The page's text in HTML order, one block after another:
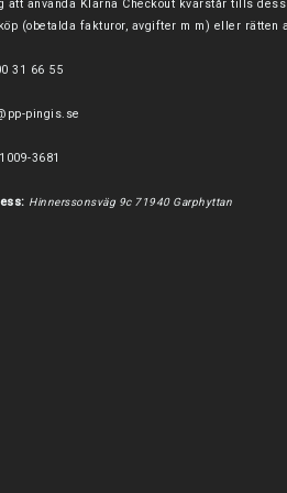
att använda Klarna Checkout kvarstår tills
(obetalda fakturor, avgifter m m) eller rätten
31 66 55
pingis.se
3681
Hinnerssonsväg 9c 71940 Garphyttan